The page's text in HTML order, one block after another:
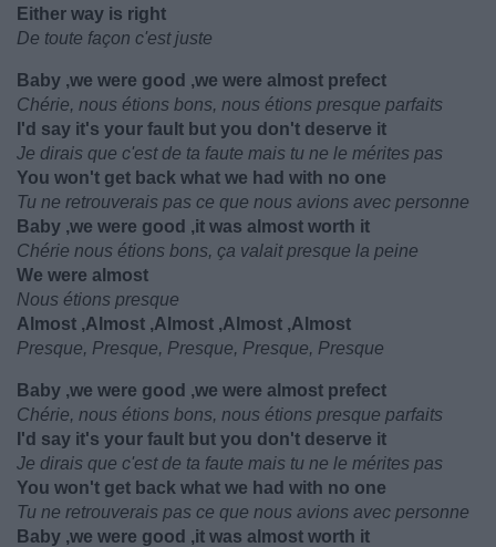
Either way is right
De toute façon c'est juste
Baby ,we were good ,we were almost prefect
Chérie, nous étions bons, nous étions presque parfaits
I'd say it's your fault but you don't deserve it
Je dirais que c'est de ta faute mais tu ne le mérites pas
You won't get back what we had with no one
Tu ne retrouverais pas ce que nous avions avec personne
Baby ,we were good ,it was almost worth it
Chérie nous étions bons, ça valait presque la peine
We were almost
Nous étions presque
Almost ,Almost ,Almost ,Almost ,Almost
Presque, Presque, Presque, Presque, Presque
Baby ,we were good ,we were almost prefect
Chérie, nous étions bons, nous étions presque parfaits
I'd say it's your fault but you don't deserve it
Je dirais que c'est de ta faute mais tu ne le mérites pas
You won't get back what we had with no one
Tu ne retrouverais pas ce que nous avions avec personne
Baby ,we were good ,it was almost worth it